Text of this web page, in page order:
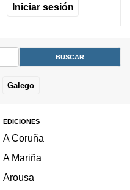
Iniciar sesión
Galego
EDICIONES
A Coruña
A Mariña
Arousa